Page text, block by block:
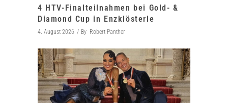
4 HTV-Finalteilnahmen bei Gold- &
Diamond Cup in Enzklösterle
4. August 2026 By Robert Panther